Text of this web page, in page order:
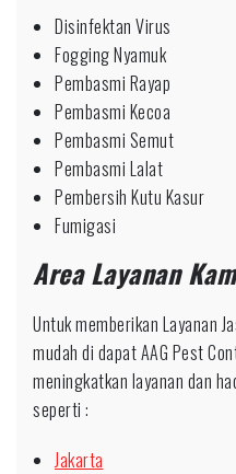
Disinfektan Virus
Fogging Nyamuk
Pembasmi Rayap
Pembasmi Kecoa
Pembasmi Semut
Pembasmi Lalat
Pembersih Kutu Kasur
Fumigasi
Area Layanan
Untuk memberikan Layanan
mudah di dapat AAG Pest
meningkatkan layanan dan
seperti :
Jakarta